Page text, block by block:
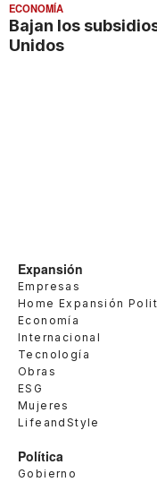
ECONOMÍA
Bajan los
Unidos
Expansión
Empresas
Home Expansión
Economía
Internacional
Tecnología
Obras
ESG
Mujeres
LifeandStyle
Política
Gobierno